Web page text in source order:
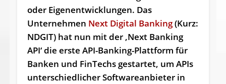
oder Eigenentwicklungen. Das
Unternehmen Next Digital Banking(Kurz:
NDGIT) hat nun mit der ‚Next Banking
API‘ die erste API-Banking-Plattform für
Banken und FinTechs gestartet, um APIs
unterschiedlicher Softwareanbieter in